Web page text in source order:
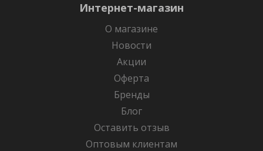
Интернет-магазин
О магазине
Новости
Акции
Оферта
Бренды
Блог
Оставить отзыв
Оптовым клиентам